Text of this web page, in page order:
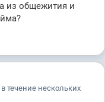
из общежития и
течение нескольких